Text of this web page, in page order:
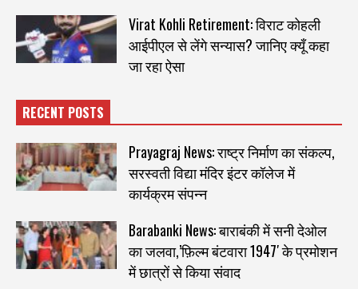
Virat Kohli Retirement: विराट कोहली
आईपीएल से लेंगे सन्यास? जानिए क्यूँ कहा
जा रहा ऐसा
RECENT POSTS
Prayagraj News: राष्ट्र निर्माण का संकल्प,
सरस्वती विद्या मंदिर इंटर कॉलेज में
कार्यक्रम संपन्न
Barabanki News: बाराबंकी में सनी देओल
का जलवा,’फ़िल्म बंटवारा 1947′ के प्रमोशन
में छात्रों से किया संवाद